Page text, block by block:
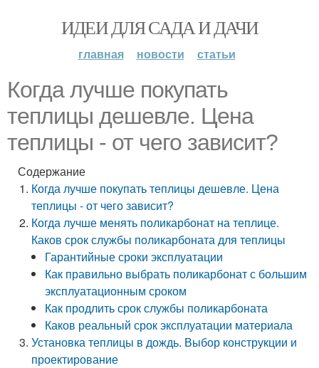
ИДЕИ ДЛЯ САДА И ДАЧИ
главная новости статьи
Когда лучше покупать
теплицы дешевле. Цена
теплицы - от чего зависит?
Содержание
Когда лучше покупать теплицы дешевле. Цена
теплицы - от чего зависит?
Когда лучше менять поликарбонат на теплице.
Каков срок службы поликарбоната для теплицы
Гарантийные сроки эксплуатации
Как правильно выбрать поликарбонат с большим
эксплуатационным сроком
Как продлить срок службы поликарбоната
Каков реальный срок эксплуатации материала
Установка теплицы в дождь. Выбор конструкции и
проектирование